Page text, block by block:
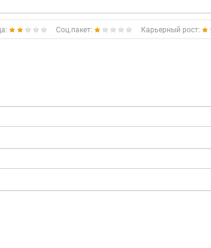
Соц.пакет: Карьерный рост: